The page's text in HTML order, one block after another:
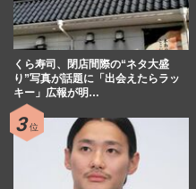
くら寿司、閉店間際の“ネタ大盛
り”写真が話題に「出会えたらラッ
キー」広報が明…